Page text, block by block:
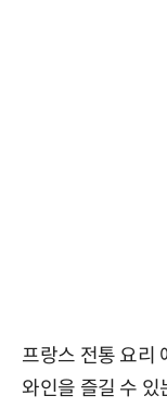
프랑스 전통 요리
와인을 즐길 수